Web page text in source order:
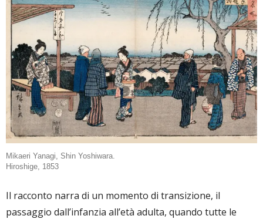
Mikaeri Yanagi, Shin Yoshiwara.
Hiroshige, 1853
Il racconto narra di un momento di transizione, il
passaggio dall’infanzia all’età adulta, quando tutte le